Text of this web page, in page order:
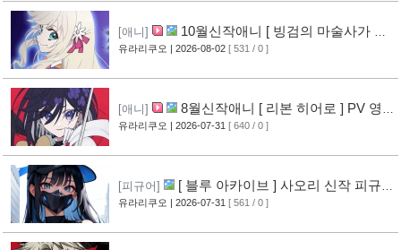
[애니]
10월신작애니 [ 빙검의 마술사가 세
계를 다스린다 ] 2기 PV 영상 공개
유라리쿠오 | 2026-08-02 [ 531 / 0 ]
[애니]
8월신작애니 [ 리본 히어로 ] PV 영
상 공개
[11]
유라리쿠오 | 2026-07-31 [ 640 / 0 ]
[피규어]
[ 블루 아카이브 ] 사오리 신작 피규어
공개 [10]
유라리쿠오 | 2026-07-31 [ 561 / 0 ]